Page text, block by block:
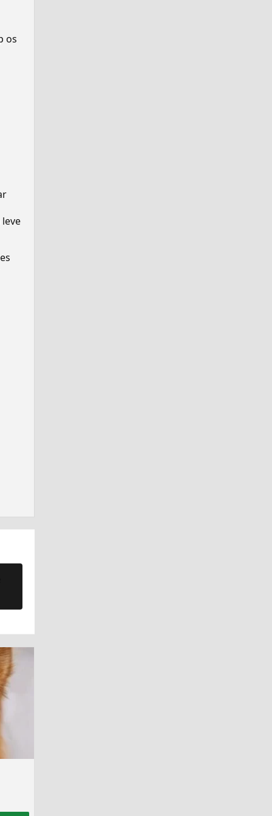
os